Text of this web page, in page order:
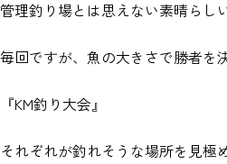
管理釣り場とは思えない素晴らし
毎回ですが、魚の大きさで勝者を
『KM釣り大会』
それぞれが釣れそうな場所を見極